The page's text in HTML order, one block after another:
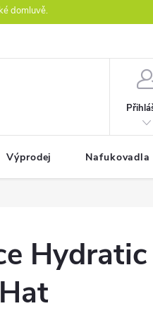
domluvě.
Výprodej Nafukovadla
Hydratic